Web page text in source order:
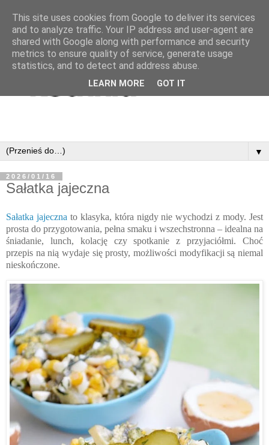
▼
2026/01/16
Sałatka jajeczna
Sałatka jajeczna to klasyka, która nigdy nie wychodzi z mody. Jest
prosta do przygotowania, pełna smaku i wszechstronna – idealna na
śniadanie, lunch, kolację czy spotkanie z przyjaciółmi. Choć
przepis na nią wydaje się prosty, możliwości modyfikacji są niemal
nieskończone.
This site uses cookies from Google to deliver its services
and to analyze traffic. Your IP address and user-agent are
shared with Google along with performance and security
metrics to ensure quality of service, generate usage
statistics, and to detect and address abuse.
LEARN MORE GOT IT